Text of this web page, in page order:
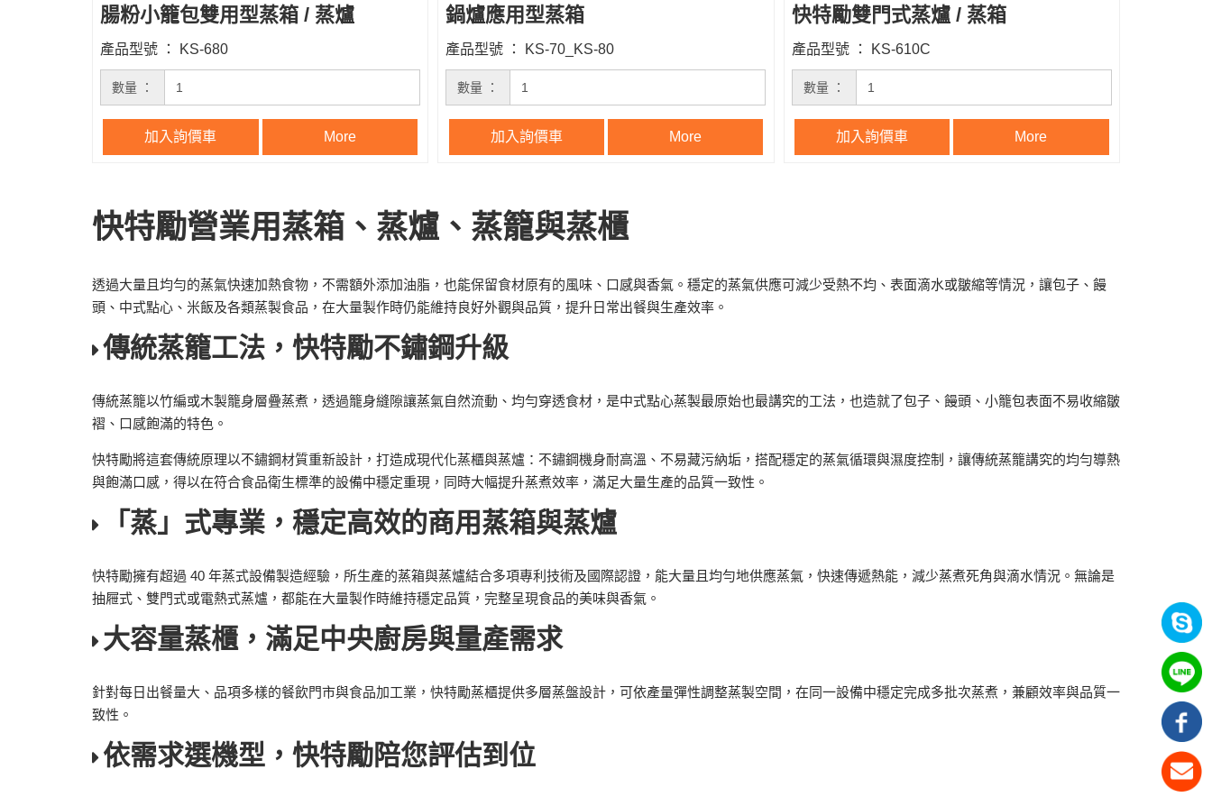
腸粉小籠包雙用型蒸箱 / 蒸爐
產品型號 ： KS-680
數量 ：
加入詢價車 More
鍋爐應用型蒸箱
產品型號 ： KS-70_KS-80
數量 ：
加入詢價車 More
快特勵雙門式蒸爐 / 蒸箱
產品型號 ： KS-610C
數量 ：
加入詢價車 More
快特勵營業用蒸箱、蒸爐、蒸籠與蒸櫃
透過大量且均勻的蒸氣快速加熱食物，不需額外添加油脂，也能保留食材原有的風味、口感與香氣。穩定的蒸氣供應可減少受熱不均、表面滴水或皺縮等情況，讓包子、饅
頭、中式點心、米飯及各類蒸製食品，在大量製作時仍能維持良好外觀與品質，提升日常出餐與生產效率。
傳統蒸籠工法，快特勵不鏽鋼升級
傳統蒸籠以竹編或木製籠身層疊蒸煮，透過籠身縫隙讓蒸氣自然流動、均勻穿透食材，是中式點心蒸製最原始也最講究的工法，也造就了包子、饅頭、小籠包表面不易收縮皺
褶、口感飽滿的特色。
快特勵將這套傳統原理以不鏽鋼材質重新設計，打造成現代化蒸櫃與蒸爐：不鏽鋼機身耐高溫、不易藏污納垢，搭配穩定的蒸氣循環與濕度控制，讓傳統蒸籠講究的均勻導熱
與飽滿口感，得以在符合食品衛生標準的設備中穩定重現，同時大幅提升蒸煮效率，滿足大量生產的品質一致性。
「蒸」式專業，穩定高效的商用蒸箱與蒸爐
快特勵擁有超過 40 年蒸式設備製造經驗，所生產的蒸箱與蒸爐結合多項專利技術及國際認證，能大量且均勻地供應蒸氣，快速傳遞熱能，減少蒸煮死角與滴水情況。無論是
抽屜式、雙門式或電熱式蒸爐，都能在大量製作時維持穩定品質，完整呈現食品的美味與香氣。
大容量蒸櫃，滿足中央廚房與量產需求
針對每日出餐量大、品項多樣的餐飲門市與食品加工業，快特勵蒸櫃提供多層蒸盤設計，可依產量彈性調整蒸製空間，在同一設備中穩定完成多批次蒸煮，兼顧效率與品質一
致性。
依需求選機型，快特勵陪您評估到位